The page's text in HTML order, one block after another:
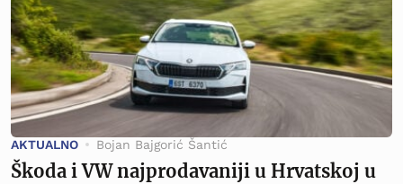
AKTUALNO Bojan Bajgorić Šantić
Škoda i VW najprodavaniji u Hrvatskoj u